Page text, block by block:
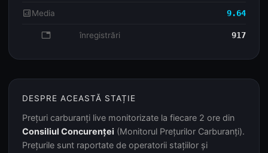
analyticsMedia 9.64
database înregistrări 917
DESPRE ACEASTĂ STAȚIE
Prețuri carburanți live monitorizate la fiecare 2 ore din
Consiliul Concurenței (Monitorul Prețurilor Carburanți).
Prețurile sunt raportate de operatorii stațiilor și